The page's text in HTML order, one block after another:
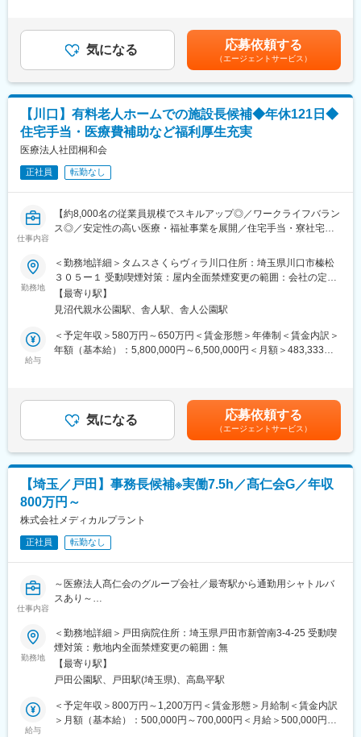
しています。地域の方に「まごころ」をもって「あんしん」をお
届けすることを理念としています。
・スタッフ管理業務
採用、面接対応、人事考課、人員配置、人事労務
・定例ミーティングへの参加
・地域連携業務
・本部の関係各部署との連携
【当社について】
東京・埼玉エリアを中心に病院、クリニック、特別養護老人ホー
ム、有料老人ホーム、デイケア、グループホーム、訪問看護、認
可保育園、学童など約90か所の施設を運営し、医療・福祉サービ
【ワークライフバランスが整う環境】
※リモートワーク不可
環境です。
【従業員構成】
＼活躍の場を多数ご用意しています／
東京・埼玉・千葉に複数の病院・クリニック・介護施設・保育園
を運営しているため、活躍の場が多いことも当グループの特徴で
す。
タムスグループでは、年齢や性別に関わらず8,000名以上の職員が
在籍しており、外国人職員や女性管理職も多数活躍しています。
副業OK、WワークOK、ブランクOKです。U・Iターンでご入社い
変更の範囲：会社の定める業務
ありません。■昇給：あり賃金はあくまでも目安の金額であり、選
考を通じて上下する可能性があります。月給(月額)は固定手当を含
めた表記です。
気になる 応募依頼する
（エージェントサービス）
【川口】有料老人ホームでの施設長候補◆年休121日◆
住宅手当・医療費補助など福利厚生充実
医療法人社団桐和会
正社員 転勤なし
仕事内容
【約8,000名の従業員規模でスキルアップ◎／ワークライフバラン
ス◎／安定性の高い医療・福祉事業を展開／住宅手当・寮社宅・
【業務概要】
24時間看護の介護付有料老人ホームで施設長候補（管理職）を募
集します。★スタッフが働きやすく、利用者様も幸せになれる新
しい施設をつくっていける次世代のリーダー志望の方大歓迎★30
代・40代の管理職も活躍中のグループで、これまでの経験・資格
を活かして働きませんか？
ます。
施設の入居者様やご家族の対応・スタッフ管理や行政とのやりと
・施設運営業務
業績管理、行政対応、監査対応、苦情対応、報告書作成、
事故対応、設備備品管理、夜間往診連絡、金庫金銭管理等
・定例会議の参加
施設運営会議、施設合同会議、SW営業会議等
これまでの前例に捉われず、
スタッフが働きやすく、利用者様も幸せになれる新しい施設をつ
くっていける次世代のリーダーを募集しています。
『もっとこうすれば業務が効率化できるのに…！』
い…！』
『●●のようなイベントをすると、利用者様が笑顔になれる…！』
など、気づきや熱意を持って勤務頂く方を、タムスグループは全
力でバックアップします。
【タムスさくらヴィラ川口について】
・居室：全室個室58室
勤務地
＜勤務地詳細＞タムスさくらヴィラ川口住所：埼玉県川口市榛松
３０５ー１ 受動喫煙対策：屋内全面禁煙変更の範囲：会社の定め
る事業所
【最寄り駅】
見沼代親水公園駅、舎人駅、舎人公園駅
給与
＜予定年収＞580万円～650万円＜賃金形態＞年俸制＜賃金内訳＞
年額（基本給）：5,800,000円～6,500,000円＜月額＞483,333円
支給はありません。賃金はあくまでも目安の金額であり、選考を
通じて上下する可能性があります。月給(月額)は固定手当を含めた
表記です。
気になる 応募依頼する
（エージェントサービス）
【埼玉／戸田】事務長候補※実働7.5h／髙仁会G／年収
800万円～
株式会社メディカルプラント
正社員 転勤なし
仕事内容
～医療法人髙仁会のグループ会社／最寄駅から通勤用シャトルバ
スあり～
■職務内容：
・医療事務全般に関わるとりまとめ業務
・事務全般・病棟のマネジメント
・事務長、院長への提案
■当社について：
医療を取りまく環境は、人口の高齢化が急速に進み、それにとも
勤務地
＜勤務地詳細＞戸田病院住所：埼玉県戸田市新曽南3-4-25 受動喫
煙対策：敷地内全面禁煙変更の範囲：無
【最寄り駅】
戸田公園駅、戸田駅(埼玉県)、高島平駅
給与
＜予定年収＞800万円～1,200万円＜賃金形態＞月給制＜賃金内訳
＞月額（基本給）：500,000円～700,000円＜月給＞500,000円～